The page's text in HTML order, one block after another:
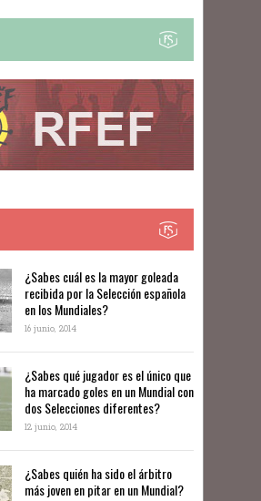
​​¿Sabes cuál es la mayor goleada
recibida por la Selección española
en los Mundiales?
16 junio, 2014
¿Sabes qué jugador es el único que
ha marcado goles en un Mundial con
dos Selecciones diferentes?
12 junio, 2014
¿Sabes quién ha sido el árbitro
más joven en pitar en un Mundial?